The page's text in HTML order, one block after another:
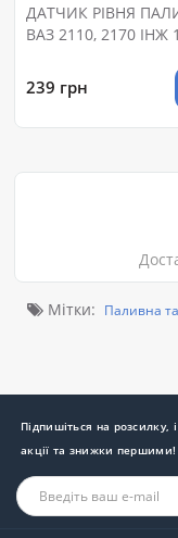
ДАТЧИК РІВНЯ
ВАЗ 2110, 2170 ІНЖ
ДУТ-5М)
239 грн
Мітки: Паливна
Підпишіться на розсилку,
акції та знижки першими!